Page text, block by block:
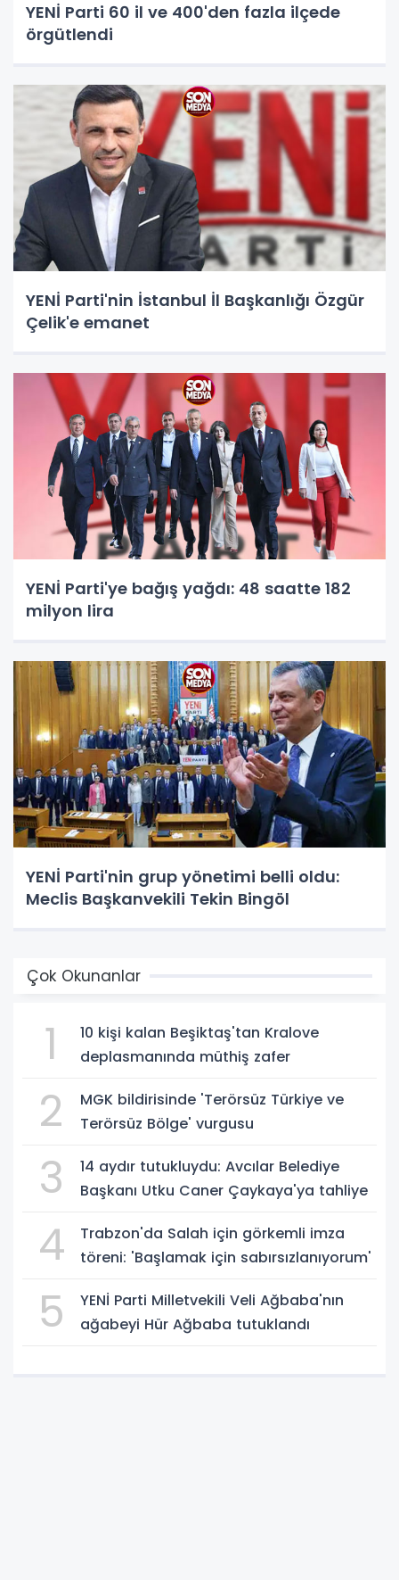
YENİ Parti 60 il ve 400'den fazla ilçede
örgütlendi
YENİ Parti'nin İstanbul İl Başkanlığı Özgür
Çelik'e emanet
YENİ Parti'ye bağış yağdı: 48 saatte 182
milyon lira
YENİ Parti'nin grup yönetimi belli oldu:
Meclis Başkanvekili Tekin Bingöl
Çok Okunanlar
1
10 kişi kalan Beşiktaş'tan Kralove
deplasmanında müthiş zafer
2
MGK bildirisinde 'Terörsüz Türkiye ve
Terörsüz Bölge' vurgusu
3
14 aydır tutukluydu: Avcılar Belediye
Başkanı Utku Caner Çaykaya'ya tahliye
4
Trabzon'da Salah için görkemli imza
töreni: 'Başlamak için sabırsızlanıyorum'
5
YENİ Parti Milletvekili Veli Ağbaba'nın
ağabeyi Hür Ağbaba tutuklandı